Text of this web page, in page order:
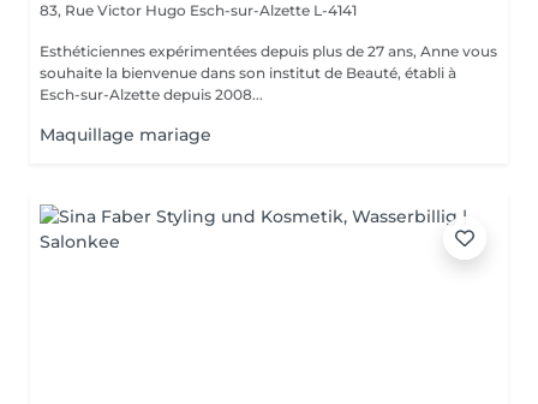
83, Rue Victor Hugo Esch-sur-Alzette L-4141
Esthéticiennes expérimentées depuis plus de 27 ans, Anne vous
souhaite la bienvenue dans son institut de Beauté, établi à
Esch-sur-Alzette depuis 2008...
Maquillage mariage